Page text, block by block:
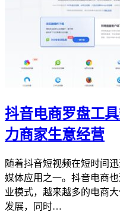
抖音电商罗盘工
力商家生意经营
随着抖音短视频在短时间
媒体应用之一。抖音电商
业模式，越来越多的电商
发展，同时…